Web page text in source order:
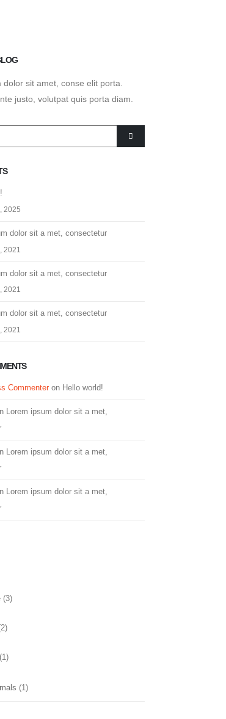
dolor sit amet, conse elit porta.
justo, volutpat quis porta diam.
2025
dolor sit a met, consectetur
2021
dolor sit a met, consectetur
2021
dolor sit a met, consectetur
2021
Commenter on Hello world!
Lorem ipsum dolor sit a met,
Lorem ipsum dolor sit a met,
Lorem ipsum dolor sit a met,
(3)
(1)
(1)